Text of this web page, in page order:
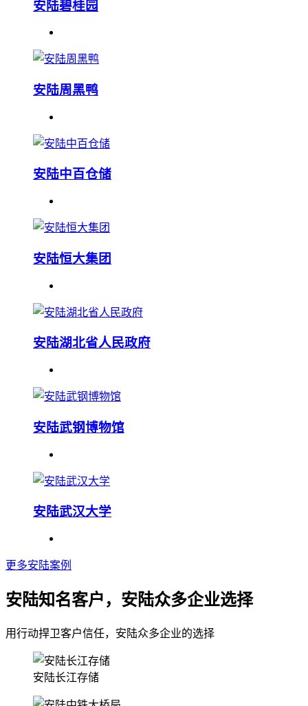
安陆碧桂园
安陆周黑鸭
安陆中百仓储
安陆恒大集团
安陆湖北省人民政府
安陆武钢博物馆
安陆武汉大学
更多安陆案例
安陆知名客户，安陆众多企业选择
用行动捍卫客户信任，安陆众多企业的选择
安陆长江存储